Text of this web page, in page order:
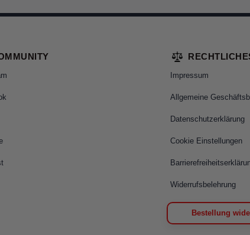
Impressum
Allgemeine
Datenschutzerklärung
Cookie Einstellungen
Widerrufsbelehrung
Bestellung